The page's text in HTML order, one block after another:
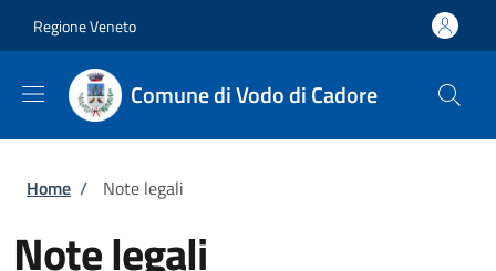
Regione Veneto
Comune di Vodo di Cadore
Briciole di pane
Home / Note legali
Note legali